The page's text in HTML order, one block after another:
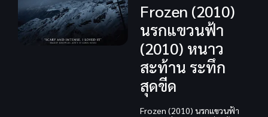
Frozen (2010)
นรกแขวนฟ้า
(2010) หนาว
สะท้าน ระทึก
สุดขีด
Frozen (2010) นรกแขวนฟ้า